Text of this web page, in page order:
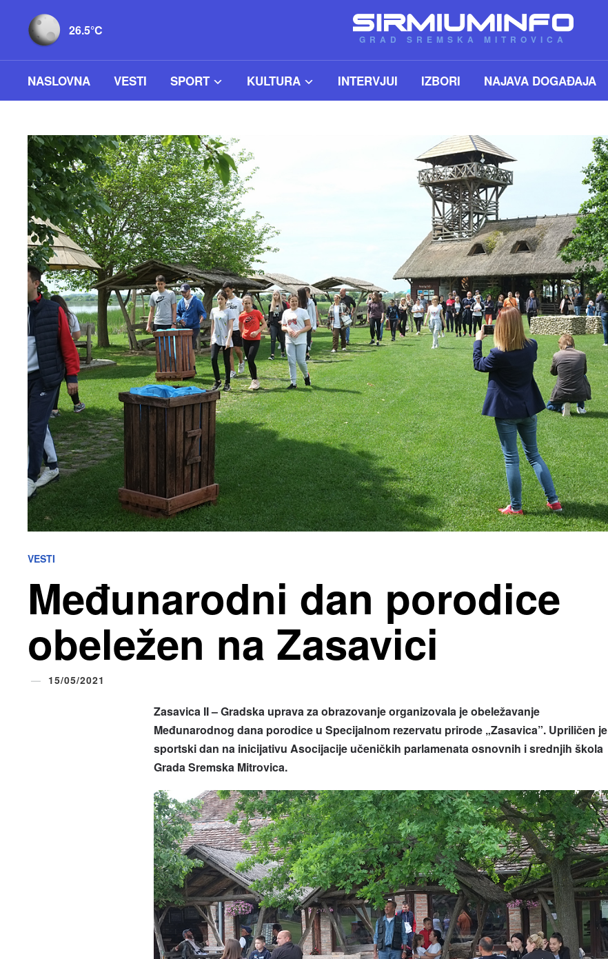
26.5°C
GRAD SREMSKA MITROVICA
NASLOVNA VESTI SPORT KULTURA INTERVJUI IZBORI NAJAVA DOGAĐAJA
VESTI
Međunarodni dan porodice
obeležen na Zasavici
15/05/2021
Zasavica II – Gradska uprava za obrazovanje organizovala je obeležavanje
Međunarodnog dana porodice u Specijalnom rezervatu prirode „Zasavica”. Upriličen je
sportski dan na inicijativu Asocijacije učeničkih parlamenata osnovnih i srednjih škola
Grada Sremska Mitrovica.